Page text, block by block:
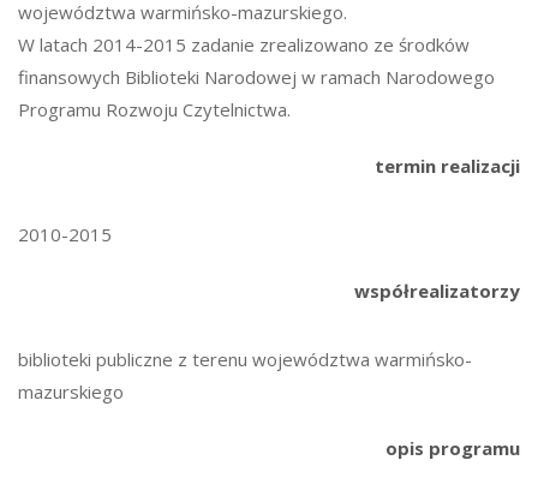
województwa warmińsko-mazurskiego.
W latach 2014-2015 zadanie zrealizowano ze środków
finansowych Biblioteki Narodowej w ramach Narodowego
Programu Rozwoju Czytelnictwa.
termin realizacji
2010-2015
współrealizatorzy
biblioteki publiczne z terenu województwa warmińsko-
mazurskiego
opis programu